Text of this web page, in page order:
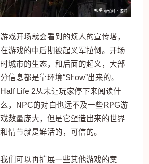
游戏开场就会看到的烦人的宣传塔，
在游戏的中后期被起义军拉倒。开场
时城市的生态，和后面的起义，大部
分信息都是靠环境“Show”出来的。
Half Life 2从未让玩家停下来阅读什
么，NPC的对白也远不及一些RPG游
戏数量庞大，但是它塑造出来的世界
和情节就是鲜活的，可信的。
我们可以再扩展一些其他游戏的案